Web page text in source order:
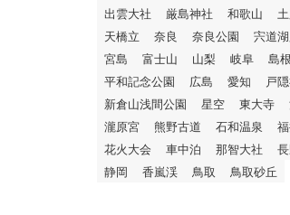
出雲大社
厳島神社 和歌山
天橋立
奈良 奈良公園
宍道
宮島
富士山 山梨 岐阜 島根
平和記念公園
広島 愛知
戸
新倉山浅間公園
星空 東大寺
瀧原宮
熊野古道 石和温泉
花火大会
車中泊 那智大社
静岡
香嵐渓 鳥取 鳥取砂丘